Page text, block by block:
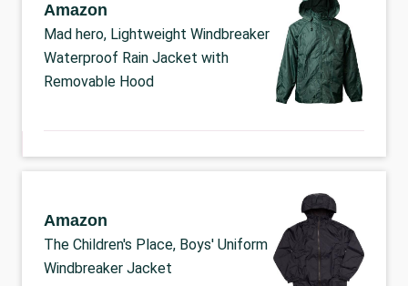
Amazon
Mad hero, Lightweight Windbreaker
Waterproof Rain Jacket with
Removable Hood
Amazon
The Children's Place, Boys' Uniform
Windbreaker Jacket